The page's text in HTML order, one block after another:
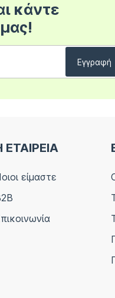
κάντε
ΕΤΑΙΡΕΙΑ
είμαστε